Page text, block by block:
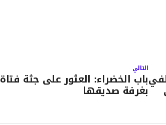
التالي
باب الخضراء: العثور على جثة فتاة
بغرفة صديقها